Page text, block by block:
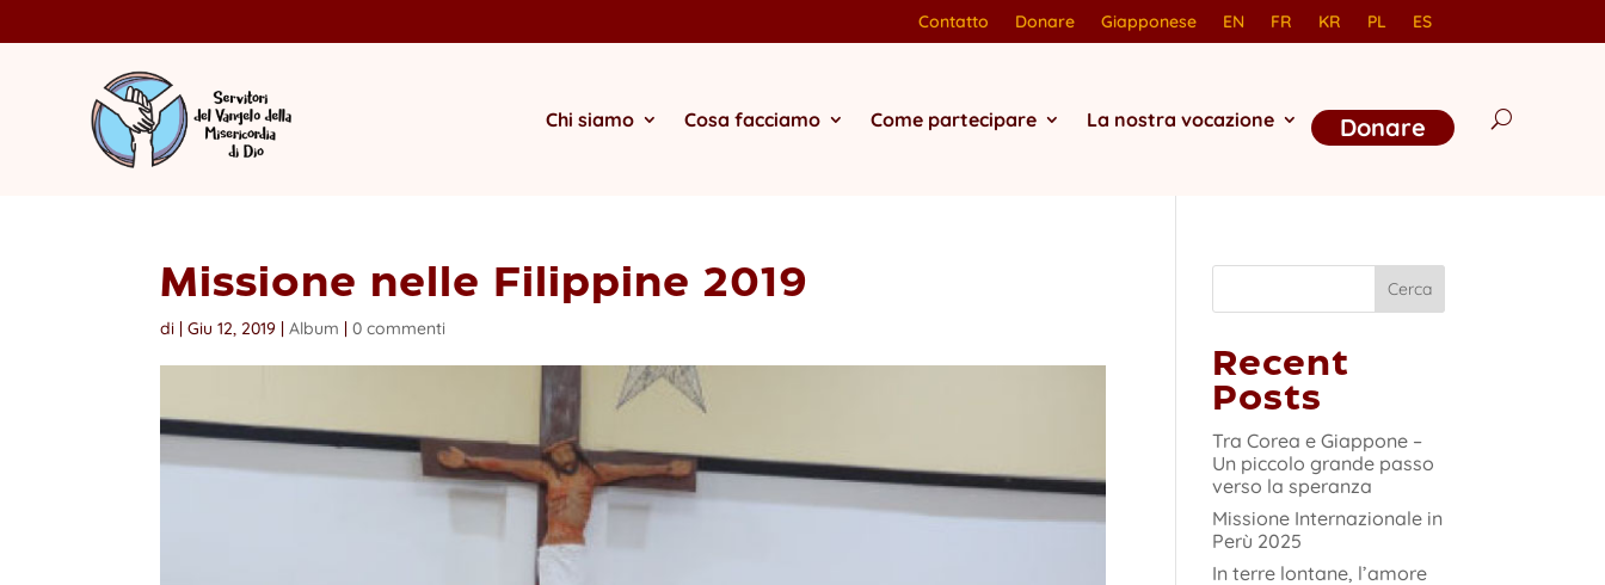
Contatto Donare Giapponese EN FR KR PL ES
Chi siamo Cosa facciamo Come partecipare La nostra vocazione Donare
Missione nelle Filippine 2019
di |Giu 12, 2019 |Album |0 commenti
Cerca
Recent
Posts
Tra Corea e Giappone –
Un piccolo grande passo
verso la speranza
Missione Internazionale in
Perù 2025
In terre lontane, l’amore